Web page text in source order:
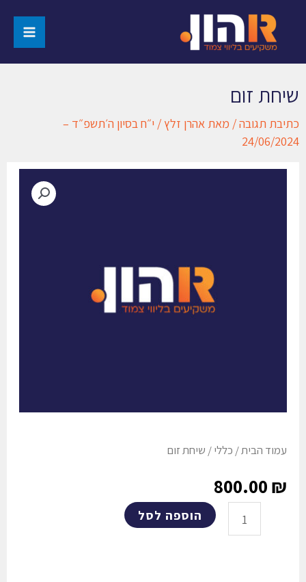
שיחת זום
כתיבת תגובה/ מאתאהרן זלץ/ י״ח בסיון ה׳תשפ״ד –
24/06/2024
עמוד הבית/כללי/ שיחת זום
800.00₪
הוספה לסל